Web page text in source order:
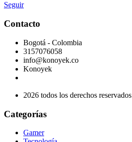
Seguir
Contacto
Bogotá - Colombia
3157076058
info@konoyek.co
Konoyek
2026 todos los derechos reservados
Categorías
Gamer